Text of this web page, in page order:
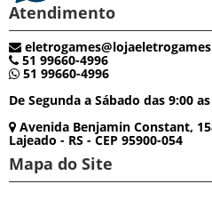
Atendimento
51 99660-4996
51 99660-4996
De Segunda a Sábado das 9:00
Avenida Benjamin Constant,
Lajeado - RS - CEP 95900-054
Mapa do Site